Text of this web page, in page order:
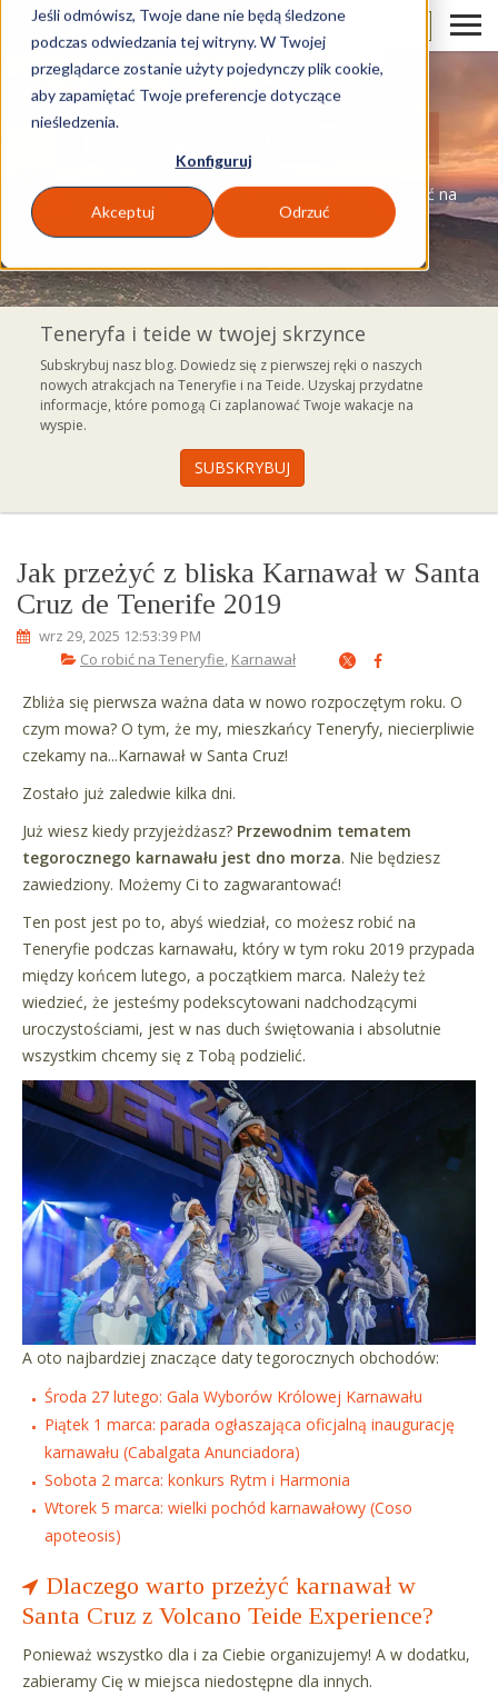
Jeśli odmówisz, Twoje dane nie będą śledzone
podczas odwiedzania tej witryny. W Twojej
przeglądarce zostanie użyty pojedynczy plik cookie,
aby zapamiętać Twoje preferencje dotyczące
nieśledzenia.
Konfiguruj
Akceptuj Odrzuć
Blog volcano Teide
Blog, na którym znajdziesz wszystko, co możesz robić na
Teneryfie
Teneryfa i teide w twojej skrzynce
Subskrybuj nasz blog. Dowiedz się z pierwszej ręki o naszych
nowych atrakcjach na Teneryfie i na Teide. Uzyskaj przydatne
informacje, które pomogą Ci zaplanować Twoje wakacje na
wyspie.
Jak przeżyć z bliska Karnawał w Santa
Cruz de Tenerife 2019
wrz 29, 2025 12:53:39 PM
Co robić na Teneryfie, Karnawał
Zbliża się pierwsza ważna data w nowo rozpoczętym roku. O
czym mowa? O tym, że my, mieszkańcy Teneryfy, niecierpliwie
czekamy na...Karnawał w Santa Cruz!
Zostało już zaledwie kilka dni.
Już wiesz kiedy przyjeżdżasz? Przewodnim tematem
tegorocznego karnawału jest dno morza. Nie będziesz
zawiedziony. Możemy Ci to zagwarantować!
Ten post jest po to, abyś wiedział, co możesz robić na
Teneryfie podczas karnawału, który w tym roku 2019 przypada
między końcem lutego, a początkiem marca. Należy też
wiedzieć, że jesteśmy podekscytowani nadchodzącymi
uroczystościami, jest w nas duch świętowania i absolutnie
wszystkim chcemy się z Tobą podzielić.
A oto najbardziej znaczące daty tegorocznych obchodów:
Środa 27 lutego: Gala Wyborów Królowej Karnawału
Piątek 1 marca: parada ogłaszająca oficjalną inaugurację
karnawału (Cabalgata Anunciadora)
Sobota 2 marca: konkurs Rytm i Harmonia
Wtorek 5 marca: wielki pochód karnawałowy (Coso
apoteosis)
Dlaczego warto przeżyć karnawał w
Santa Cruz z Volcano Teide Experience?
Ponieważ wszystko dla i za Ciebie organizujemy! A w dodatku,
zabieramy Cię w miejsca niedostępne dla innych.